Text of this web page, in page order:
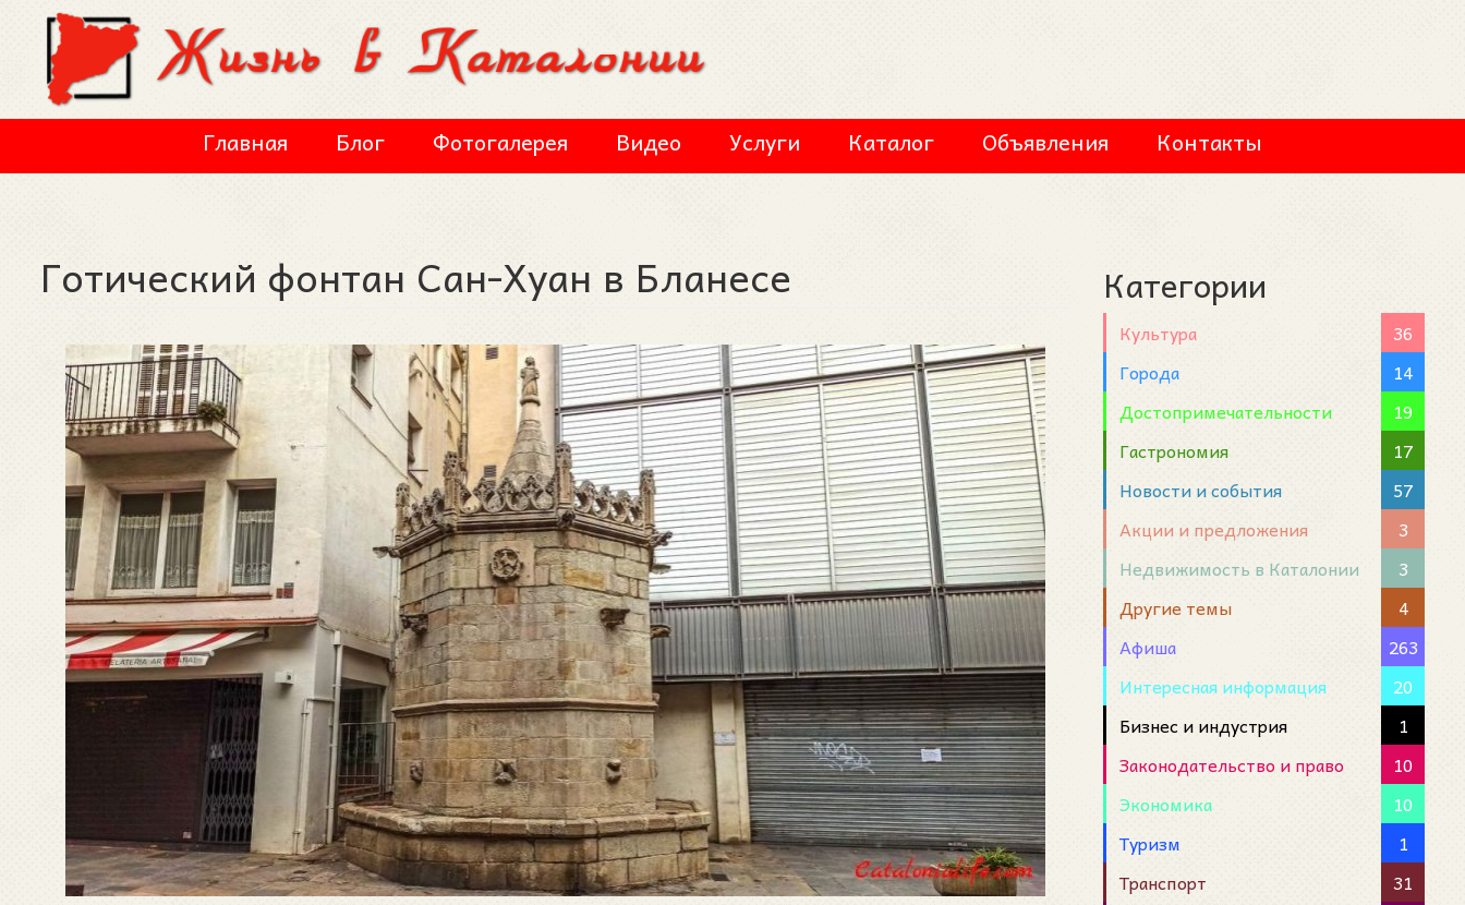
Перейти к основному содержанию
Главная Блог Фотогалерея Видео Услуги Каталог Объявления Контакты
Готический фонтан Сан-Хуан в Бланесе Категории
Культура
36
Города
14
Достопримечательности
19
Гастрономия
17
Новости и события
57
Акции и предложения
3
Недвижимость в Каталонии
3
Другие темы
4
Афиша
263
Интересная информация
20
Бизнес и индустрия
1
Законодательство и право
10
Экономика
10
Туризм
1
Транспорт
31